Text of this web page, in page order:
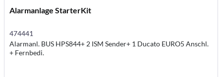
Alarmanlage StarterKit
474441
Alarmanl. BUS HPS844+ 2 ISM Sender+ 1 Ducato EURO5 Anschl.
+ Fernbedi.